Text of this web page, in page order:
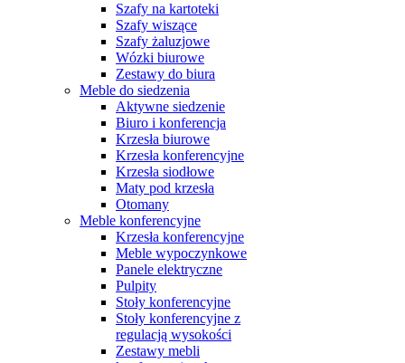
Szafy na kartoteki
Szafy wiszące
Szafy żaluzjowe
Wózki biurowe
Zestawy do biura
Meble do siedzenia
Aktywne siedzenie
Biuro i konferencja
Krzesła biurowe
Krzesła konferencyjne
Krzesła siodłowe
Maty pod krzesła
Otomany
Meble konferencyjne
Krzesła konferencyjne
Meble wypoczynkowe
Panele elektryczne
Pulpity
Stoły konferencyjne
Stoły konferencyjne z
regulacją wysokości
Zestawy mebli